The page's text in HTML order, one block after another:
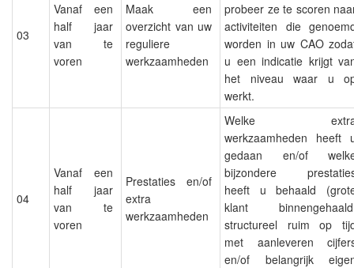
03
Vanaf een
half jaar
van te
voren
Maak een
overzicht van uw
reguliere
werkzaamheden
probeer ze te scoren
activiteiten die
worden in uw CAO
u een indicatie krijgt
het niveau waar u
werkt.
04
Vanaf een
half jaar
van te
voren
Prestaties en/of
extra
werkzaamheden
Welke
werkzaamheden heeft
gedaan en/of
bijzondere
heeft u behaald
klant
structureel ruim op
met aanleveren
en/of belangrijk